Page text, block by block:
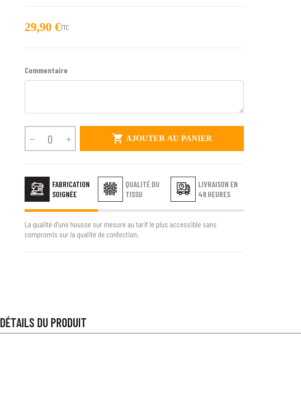
29,90 €TTC
Commentaire
   AJOUTER AU PANIER
FABRICATION
SOIGNÉE
QUALITÉ DU
TISSU
LIVRAISON EN
48 HEURES
La qualité d'une housse sur mesure au tarif le plus accessible sans
compromis sur la qualité de confection.
DÉTAILS DU PRODUIT